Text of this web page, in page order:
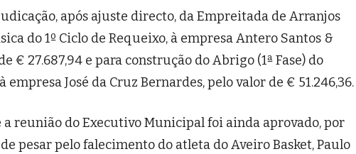
após ajuste directo, da Empreitada de Arranjos
do 1º Ciclo de Requeixo, à empresa Antero Santos &
€ 27.687,94 e para construção do Abrigo (1ª Fase) do
empresa José da Cruz Bernardes, pelo valor de € 51.246,36.
reunião do Executivo Municipal foi ainda aprovado, por
pesar pelo falecimento do atleta do Aveiro Basket, Paulo